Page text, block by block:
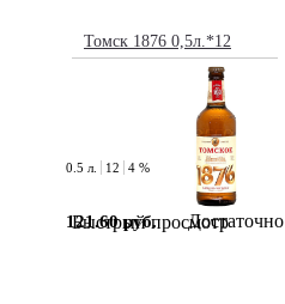
Томск 1876 0,5л.*12
Быстрый просмотр
0.5 л. 12 4 %
121.60 руб. Достаточно